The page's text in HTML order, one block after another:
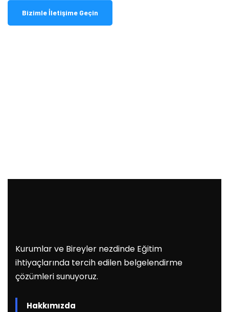
Bizimle İletişime Geçin
Kurumlar ve Bireyler nezdinde Eğitim
ihtiyaçlarında tercih edilen belgelendirme
çözümleri sunuyoruz.
Hakkımızda